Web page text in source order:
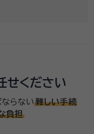
せください
ならない 難しい手続
負担